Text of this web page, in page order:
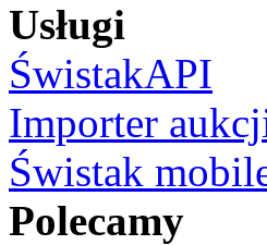
Usługi
ŚwistakAPI
Importer
Świstak
Polecamy